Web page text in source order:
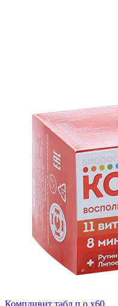
Компливит табл п о x60